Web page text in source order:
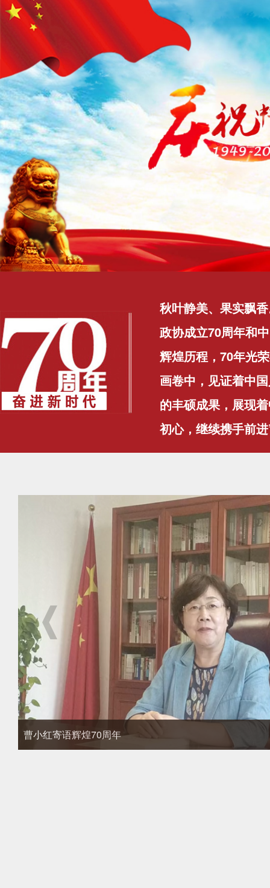
秋叶静美、果实飘
政协成立70周年和
辉煌历程，70年光
画卷中，见证着中
的丰硕成果，展现
初心，继续携手前
闫小培寄语辉煌70年